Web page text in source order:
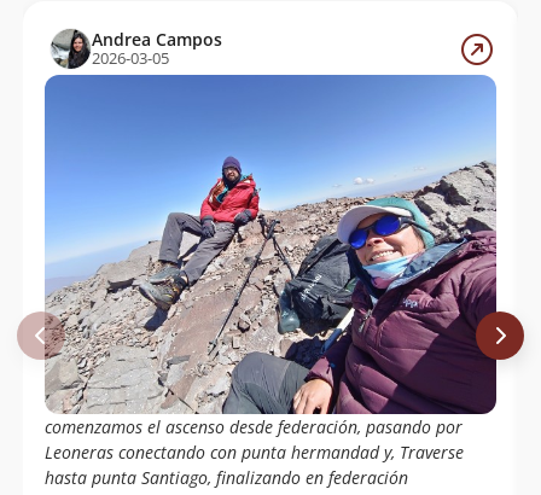
Andrea Campos
2026-03-05
comenzamos el ascenso desde federación, pasando por
Leoneras conectando con punta hermandad y, Traverse
hasta punta Santiago, finalizando en federación